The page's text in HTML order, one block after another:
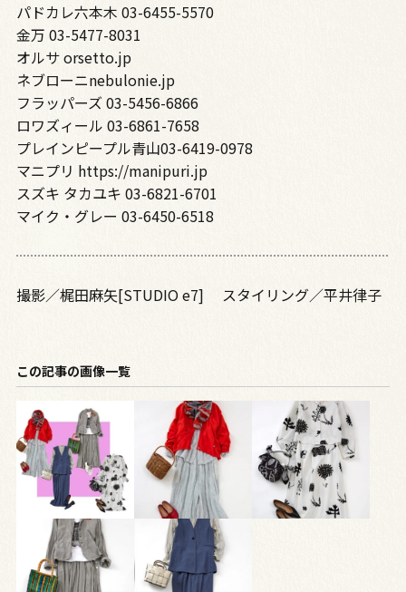
パドカレ六本木 03-6455-5570
金万 03-5477-8031
オルサ orsetto.jp
ネブローニnebulonie.jp
フラッパーズ 03-5456-6866
ロワズィール 03-6861-7658
プレインピープル青山03-6419-0978
マニプリ https://manipuri.jp
スズキ タカユキ 03-6821-6701
マイク・グレー 03-6450-6518
撮影／梶田麻矢[STUDIO e7] スタイリング／平井律子
この記事の画像一覧